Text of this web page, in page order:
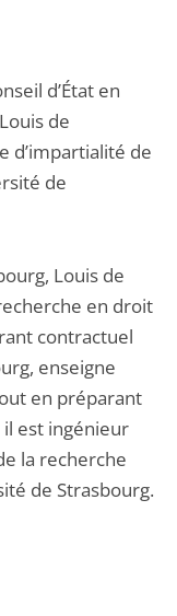
d’État en
de
d’impartialité de
de
Louis de
en droit
contractuel
enseigne
en préparant
est ingénieur
la recherche
de Strasbourg.